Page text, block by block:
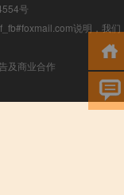
号
说明，我们
及商业合作